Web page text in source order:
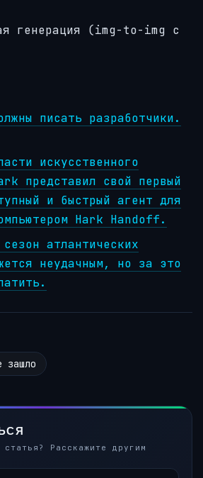
генерация (img-to-img с
писать разработчики.
искусственного
представил свой первый
и быстрый агент для
Hark Handoff.
атлантических
неудачным, но за это
зашло
статья? Расскажите другим